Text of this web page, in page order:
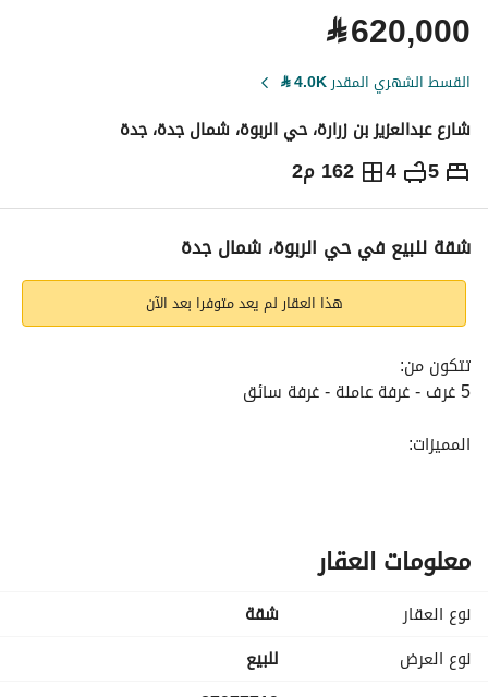
⃁620,000
القسط الشهري المقدر4.0K
⃁
شارع عبدالعزيز بن زرارة، حي الربوة، شمال جدة، جدة
5
4 162 م2 ⃁
620,000
التفاصيل معلومات ترخيص الإعلان
شقة للبيع في حي الربوة، شمال جدة
هذا العقار لم يعد متوفرا بعد الآن
تتكون من:
5 غرف - غرفة عاملة - غرفة سائق
المميزات:
مميزات الموقع:
حديقة - موقع حيوي ومميز - قريب من الخدمات والمرافق اليومية
معلومات العقار
نوع العقار
شقة
نوع العرض
للبيع